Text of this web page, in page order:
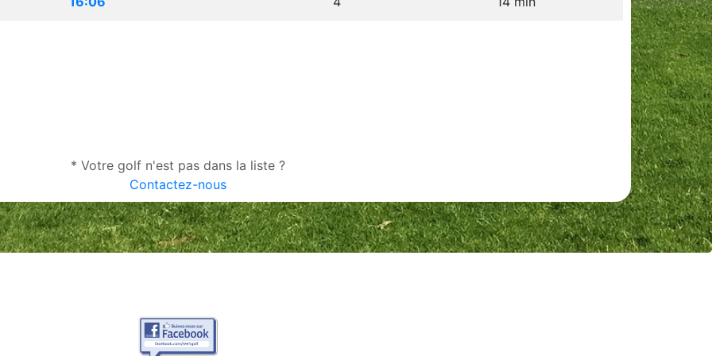
* Votre golf n'est pas dans la liste ?
Contactez-nous